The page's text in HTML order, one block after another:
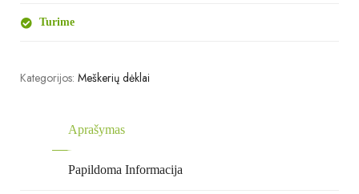
Turime
Kategorijos: Meškerių dėklai
Aprašymas
Papildoma Informacija